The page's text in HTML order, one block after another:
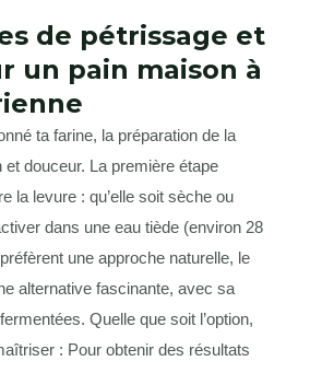
de pétrissage et
un pain maison à
ta farine, la préparation de la
et douceur. La première étape
la levure : qu’elle soit sèche ou
dans une eau tiède (environ 28
une approche naturelle, le
alternative fascinante, avec sa
Quelle que soit l’option,
: Pour obtenir des résultats